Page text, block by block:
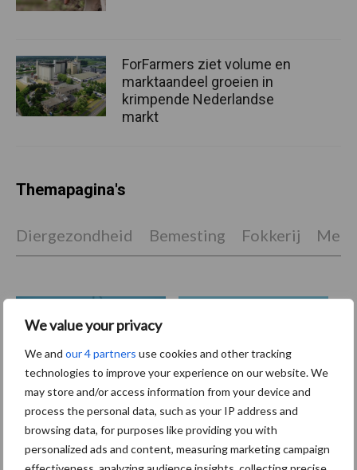
We value your privacy
We and our 4 partners use cookies and other tracking
technologies to improve your experience on our website. We
may store and/or access information from your device and
process the personal data, such as your IP address and
browsing data, for purposes like providing you with
personalized ads and content, measuring marketing campaign
ForFarmers ziet volume en
marktaandeel groeien in
krimpende Nederlandse
markt
Themapagina's
Diergezondheid Bemesting Fokkerij
Derogatie
Toon meer